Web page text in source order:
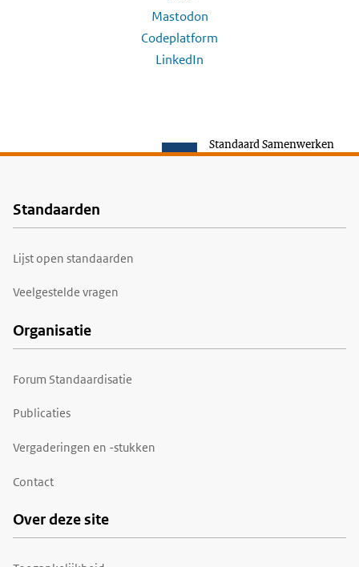
Mastodon
Codeplatform
LinkedIn
Standaard Samenwerken
Voet
Standaarden
Lijst open standaarden
Veelgestelde vragen
Organisatie
Forum Standaardisatie
Publicaties
Vergaderingen en -stukken
Contact
Over deze site